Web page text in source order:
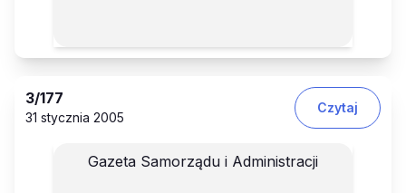
3/177
31 stycznia 2005
Czytaj
Gazeta Samorządu i Administracji